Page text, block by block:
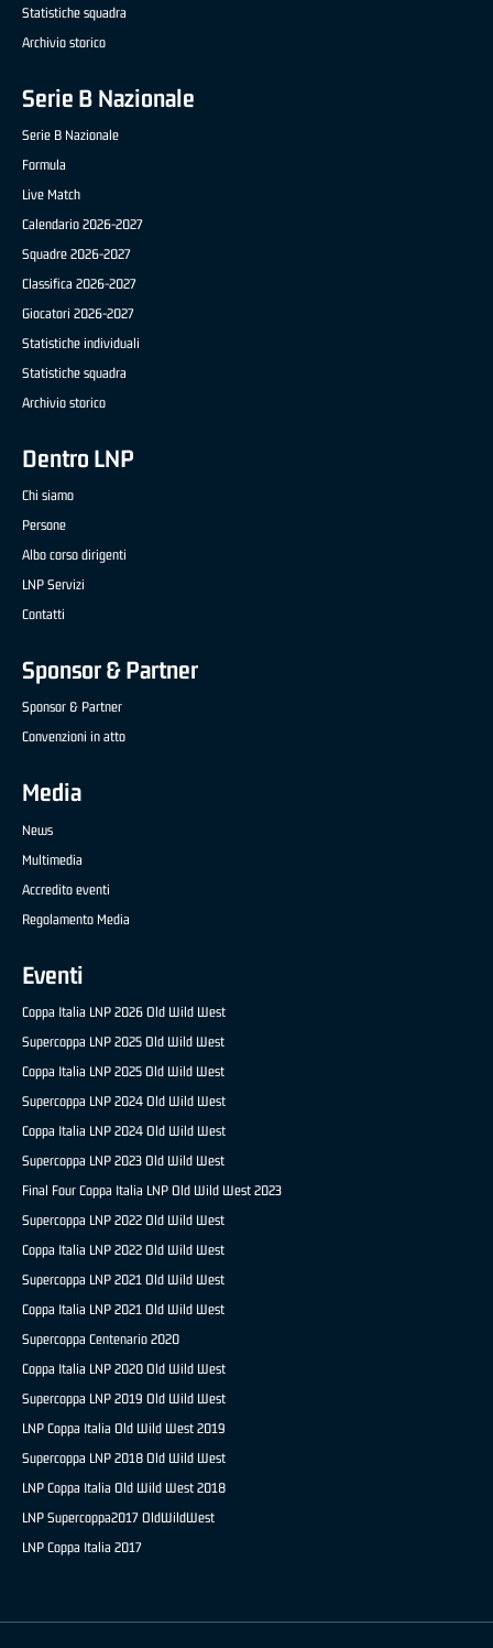
Statistiche squadra
Archivio storico
Serie B Nazionale
Serie B Nazionale
Formula
Live Match
Calendario 2026-2027
Squadre 2026-2027
Classifica 2026-2027
Giocatori 2026-2027
Statistiche individuali
Statistiche squadra
Archivio storico
Dentro LNP
Chi siamo
Persone
Albo corso dirigenti
LNP Servizi
Contatti
Sponsor & Partner
Sponsor & Partner
Convenzioni in atto
Media
News
Multimedia
Accredito eventi
Regolamento Media
Eventi
Coppa Italia LNP 2026 Old Wild West
Supercoppa LNP 2025 Old Wild West
Coppa Italia LNP 2025 Old Wild West
Supercoppa LNP 2024 Old Wild West
Coppa Italia LNP 2024 Old Wild West
Supercoppa LNP 2023 Old Wild West
Final Four Coppa Italia LNP Old Wild West 2023
Supercoppa LNP 2022 Old Wild West
Coppa Italia LNP 2022 Old Wild West
Supercoppa LNP 2021 Old Wild West
Coppa Italia LNP 2021 Old Wild West
Supercoppa Centenario 2020
Coppa Italia LNP 2020 Old Wild West
Supercoppa LNP 2019 Old Wild West
LNP Coppa Italia Old Wild West 2019
Supercoppa LNP 2018 Old Wild West
LNP Coppa Italia Old Wild West 2018
LNP Supercoppa2017 OldWildWest
LNP Coppa Italia 2017